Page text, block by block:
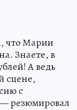
что Марии
Знаете, в
А ведь
сцене,
с
резюмировал